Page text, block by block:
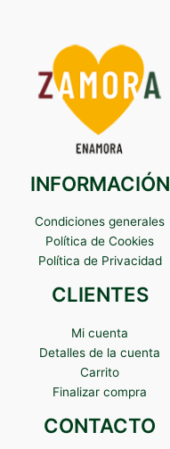
INFORMACIÓN
Condiciones generales
Política de Cookies
Política de Privacidad
CLIENTES
Mi cuenta
Detalles de la cuenta
Carrito
Finalizar compra
CONTACTO